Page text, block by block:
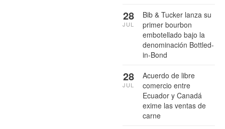
Bib & Tucker lanza su
primer bourbon
embotellado bajo la
denominación Bottled-
in-Bond
28
JUL
Acuerdo de libre
comercio entre
Ecuador y Canadá
exime las ventas de
carne
28
JUL